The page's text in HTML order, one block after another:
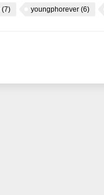
(7) youngphorever (6)